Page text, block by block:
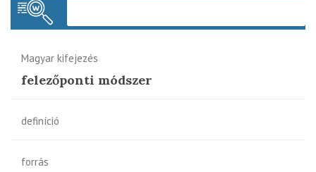
Magyar kifejezés
felezőponti módszer
definíció
forrás